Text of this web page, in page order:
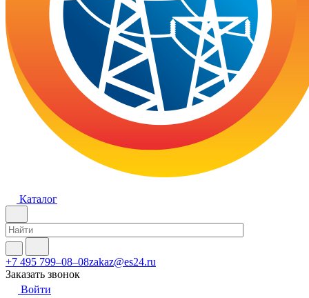
Каталог
+7 495 799–08–08zakaz@es24.ru
Заказать звонок
Войти